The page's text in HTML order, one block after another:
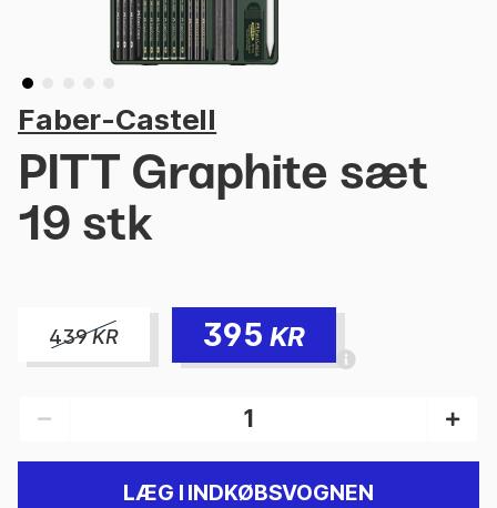
Faber-Castell
PITT Graphite sæt
19 stk
439KR 395 KR
LÆG I INDKØBSVOGNEN